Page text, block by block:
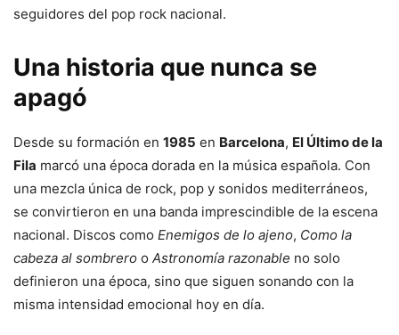
seguidores del pop rock nacional.
Una historia que nunca se
apagó
Desde su formación en 1985 en Barcelona, El Último de la
Fila marcó una época dorada en la música española. Con
una mezcla única de rock, pop y sonidos mediterráneos,
se convirtieron en una banda imprescindible de la escena
nacional. Discos como Enemigos de lo ajeno, Como la
cabeza al sombrero o Astronomía razonable no solo
definieron una época, sino que siguen sonando con la
misma intensidad emocional hoy en día.